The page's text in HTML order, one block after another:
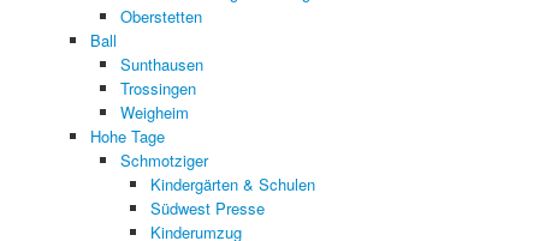
Oberstetten
Ball
Sunthausen
Trossingen
Weigheim
Hohe Tage
Schmotziger
Kindergärten & Schulen
Südwest Presse
Kinderumzug